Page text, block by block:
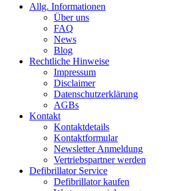
Allg. Informationen
Über uns
FAQ
News
Blog
Rechtliche Hinweise
Impressum
Disclaimer
Datenschutzerklärung
AGBs
Kontakt
Kontaktdetails
Kontaktformular
Newsletter Anmeldung
Vertriebspartner werden
Defibrillator Service
Defibrillator kaufen